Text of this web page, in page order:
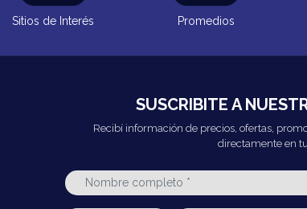
Sitios de Interés Promedios
SUSCRIBITE A
Recibí información de precios, ofertas,
directamente en